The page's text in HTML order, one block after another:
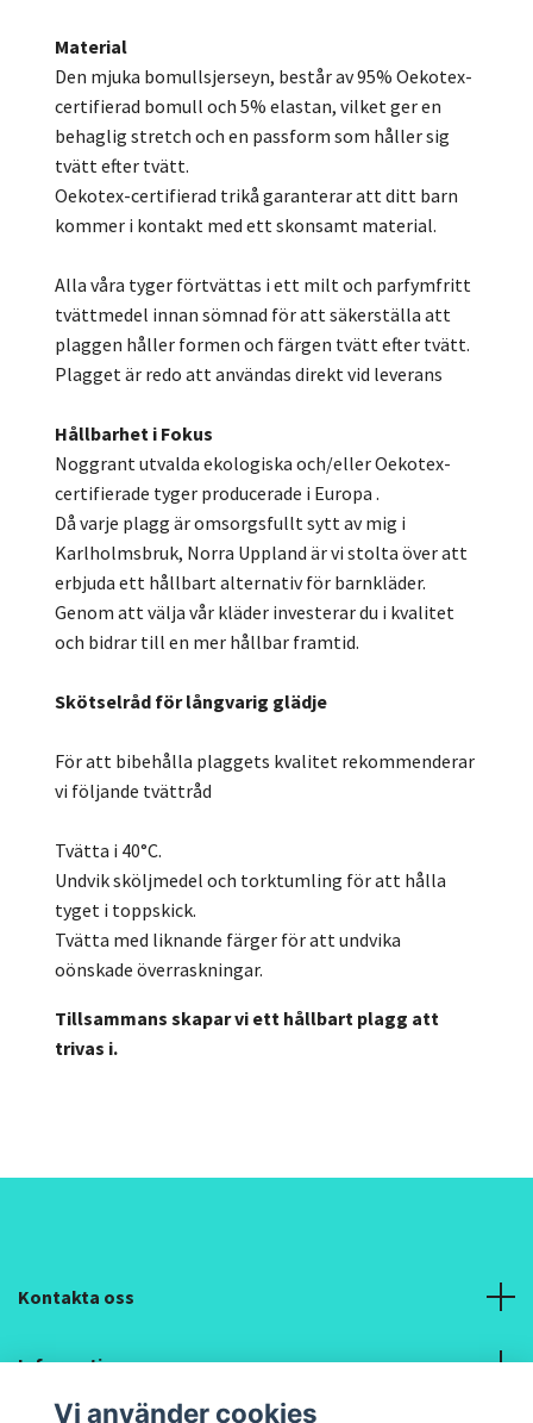
Material
Den mjuka bomullsjerseyn, består av 95% Oekotex-
certifierad bomull och 5% elastan, vilket ger en
behaglig stretch och en passform som håller sig
tvätt efter tvätt.
Oekotex-certifierad trikå garanterar att ditt barn
kommer i kontakt med ett skonsamt material.
Alla våra tyger förtvättas i ett milt och parfymfritt
tvättmedel innan sömnad för att säkerställa att
plaggen håller formen och färgen tvätt efter tvätt.
Plagget är redo att användas direkt vid leverans
Hållbarhet i Fokus
Noggrant utvalda ekologiska och/eller Oekotex-
certifierade tyger producerade i Europa .
Då varje plagg är omsorgsfullt sytt av mig i
Karlholmsbruk, Norra Uppland är vi stolta över att
erbjuda ett hållbart alternativ för barnkläder.
Genom att välja vår kläder investerar du i kvalitet
och bidrar till en mer hållbar framtid.
Skötselråd för långvarig glädje
För att bibehålla plaggets kvalitet rekommenderar
vi följande tvättråd
Tvätta i 40°C.
Undvik sköljmedel och torktumling för att hålla
tyget i toppskick.
Tvätta med liknande färger för att undvika
oönskade överraskningar.
Tillsammans skapar vi ett hållbart plagg att
trivas i.
Kontakta oss
Information
Vi använder cookies